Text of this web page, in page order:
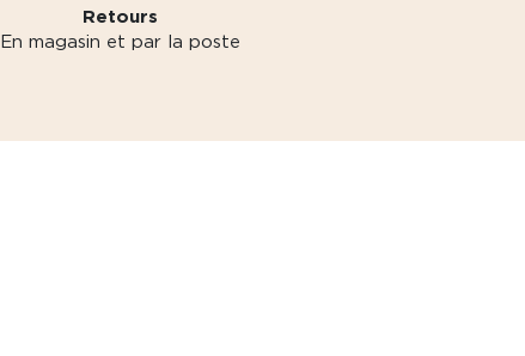
Retours
En magasin et par la poste